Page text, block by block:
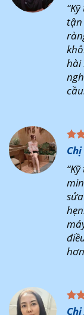
tận
hài